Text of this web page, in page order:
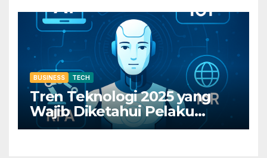
BUSINESS TECH
Tren Teknologi 2025 yang
Wajib Diketahui Pelaku
Bisnis Digital